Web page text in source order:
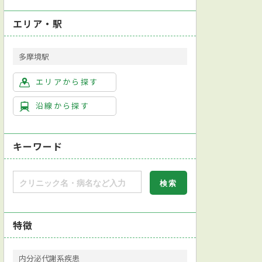
エリア・駅
多摩境駅
エリアから探す
沿線から探す
キーワード
特徴
内分泌代謝系疾患